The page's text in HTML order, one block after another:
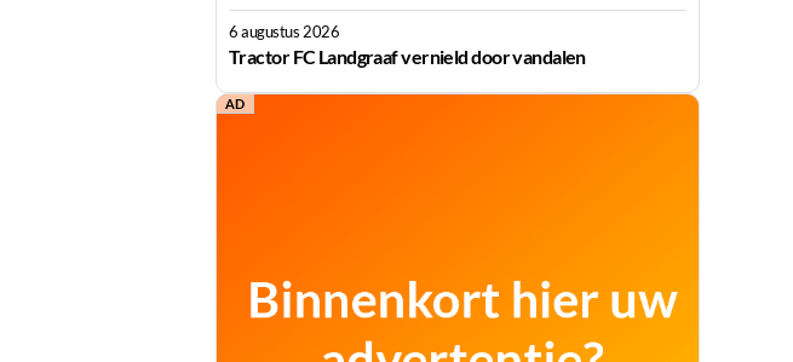
6 augustus 2026
Tractor FC Landgraaf vernield door vandalen
AD